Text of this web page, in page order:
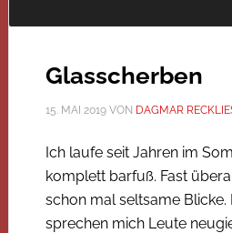
Glasscherben
15. MAI 2019VON DAGMAR
Ich laufe seit Jahren im
komplett barfuß. Fast
schon mal seltsame Blicke.
sprechen mich Leute